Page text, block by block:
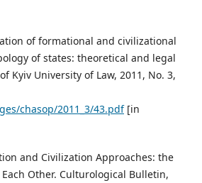
of formational and civilizational
of states: theoretical and legal
Kyiv University of Law, 2011, No. 3,
chasop/2011_3/43.pdf[in
and Civilization Approaches: the
Other. Culturological Bulletin,